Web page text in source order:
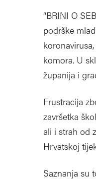
“BRINI O
podrške
komora. U
županija i
Frustracija
završetka
ali i strah od
Hrvatskoj
Saznanja su